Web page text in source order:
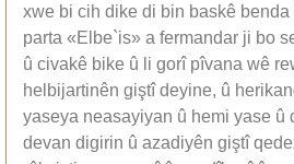
xwe bi cih dike di bin baskê
parta «Elbe`is» a fermandar ji bo
û civakê bike û li gorî pîvana wê
helbijartinên giştî deyine, û
yaseya neasayiyan û hemi yase û
devan digirin û azadiyên giştî